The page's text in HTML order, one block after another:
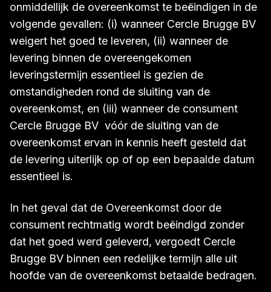
onmiddellijk de overeenkomst te beëindigen in de
volgende gevallen: (i) wanneer Cercle Brugge BV
weigert het goed te leveren, (ii) wanneer de
levering binnen de overeengekomen
leveringstermijn essentieel is gezien de
omstandigheden rond de sluiting van de
overeenkomst, en (iii) wanneer de consument
Cercle Brugge BV vóór de sluiting van de
overeenkomst ervan in kennis heeft gesteld dat
de levering uiterlijk op of op een bepaalde datum
essentieel is.
In het geval dat de Overeenkomst door de
consument rechtmatig wordt beëindigd zonder
dat het goed werd geleverd, vergoedt Cercle
Brugge BV binnen een redelijke termijn alle uit
hoofde van de overeenkomst betaalde bedragen.